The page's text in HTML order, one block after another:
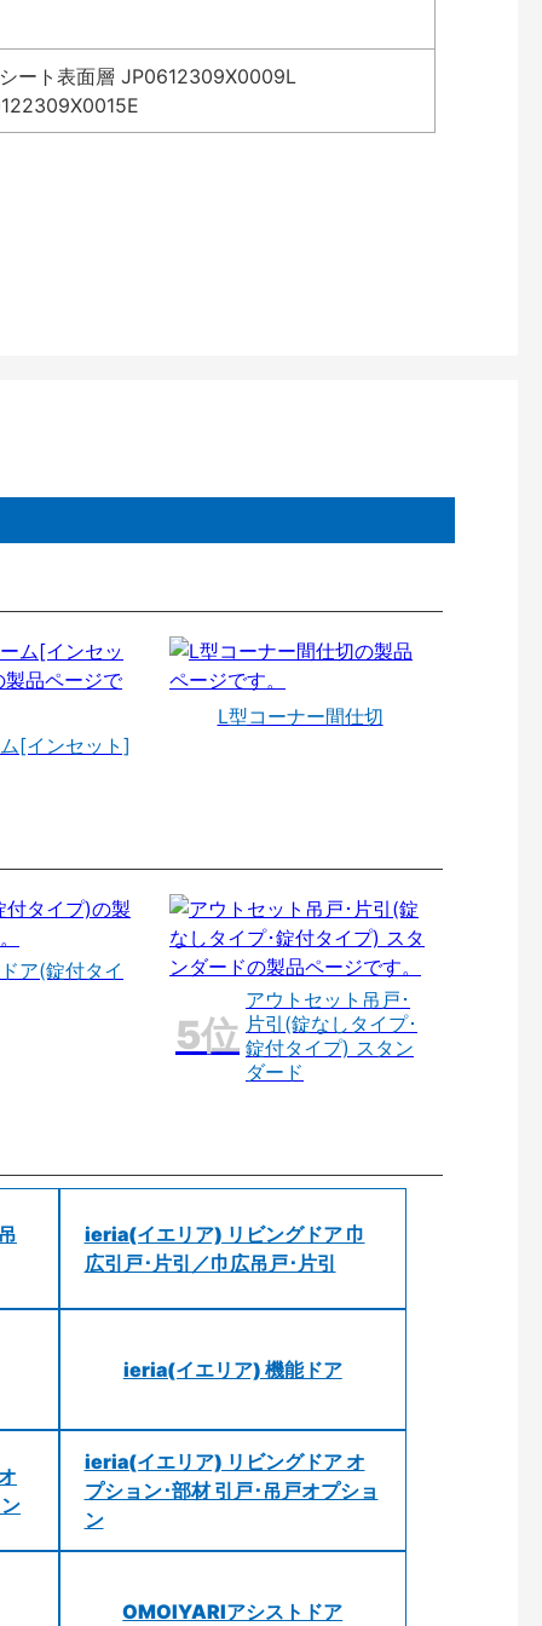
ート表面層 JP0612309X0009L
[インセット]
L型コーナー間仕切
ア(錠付タイ
アウトセット吊戸･
片引(錠なしタイプ･
錠付タイプ) スタン
ダード
ieria(イエリア) リビングドア 巾
広引戸･片引／巾広吊戸･片引
ieria(イエリア) 機能ドア
ieria(イエリア) リビングドア オ
プション･部材 引戸･吊戸オプショ
ン
OMOIYARIアシストドア